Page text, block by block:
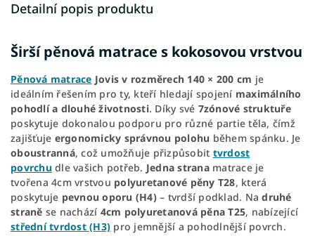
Detailní popis produktu
Širší pěnová matrace s kokosovou vrstvou
Pěnová matrace Jovis v rozměrech 140 × 200 cm je
ideálním řešením pro ty, kteří hledají spojení maximálního
pohodlí a dlouhé životnosti. Díky své 7zónové struktuře
poskytuje dokonalou podporu pro různé partie těla, čímž
zajišťuje ergonomicky správnou polohu během spánku. Je
oboustranná, což umožňuje přizpůsobit tvrdost
povrchudle vašich potřeb. Jedna stranamatrace je
tvořena 4cm vrstvou polyuretanové pěny T28, která
poskytuje pevnou oporu (H4)– tvrdší podklad. Nadruhé
straně se nachází 4cm polyuretanová pěna T25, nabízející
střední tvrdost (H3) pro jemnější a pohodlnější povrch.